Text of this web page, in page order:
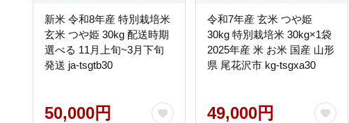
新米 令和8年産 特別栽培米
玄米 つや姫 30kg 配送時期
選べる 11月上旬~3月下旬
発送 ja-tsgtb30
50,000円
令和7年産 玄米 つや姫
30kg 特別栽培米 30kg×1袋
2025年産 米 お米 国産 山形
県 尾花沢市 kg-tsgxa30
49,000円